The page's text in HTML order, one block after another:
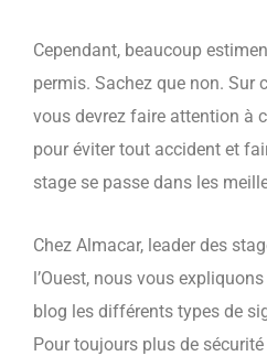
Cependant, beaucoup
permis. Sachez que non. Sur
vous devrez faire attention à
pour éviter tout accident et
stage se passe dans les
Chez Almacar, leader des
l’Ouest, nous vous
blog les différents types de
Pour toujours plus de